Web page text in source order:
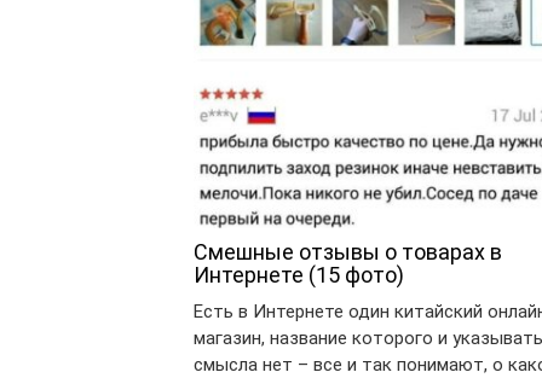
Смешные отзывы о товарах в
Интернете (15 фото)
Есть в Интернете один китайский
магазин, название которого и указывать
смысла нет – все и так понимают, о